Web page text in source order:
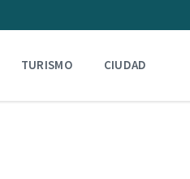
TURISMO CIUDAD